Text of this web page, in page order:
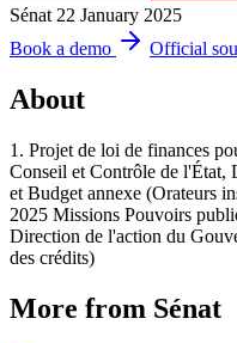
Sénat 22 January 2025
Book a demo
Official
About
1. Projet de loi de finances
Conseil et Contrôle de l'État,
et Budget annexe (Orateurs
2025 Missions Pouvoirs
Direction de l'action du
des crédits)
More from Sénat